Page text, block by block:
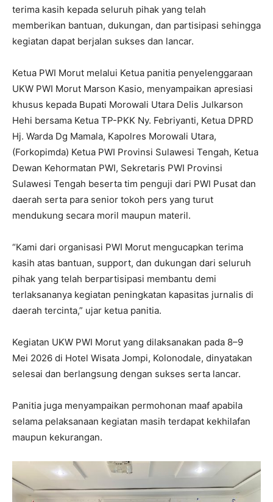
terima kasih kepada seluruh pihak yang telah
memberikan bantuan, dukungan, dan partisipasi sehingga
kegiatan dapat berjalan sukses dan lancar.
Ketua PWI Morut melalui Ketua panitia penyelenggaraan
UKW PWI Morut Marson Kasio, menyampaikan apresiasi
khusus kepada Bupati Morowali Utara Delis Julkarson
Hehi bersama Ketua TP-PKK Ny. Febriyanti, Ketua DPRD
Hj. Warda Dg Mamala, Kapolres Morowali Utara,
(Forkopimda) Ketua PWI Provinsi Sulawesi Tengah, Ketua
Dewan Kehormatan PWI, Sekretaris PWI Provinsi
Sulawesi Tengah beserta tim penguji dari PWI Pusat dan
daerah serta para senior tokoh pers yang turut
mendukung secara moril maupun materil.
“Kami dari organisasi PWI Morut mengucapkan terima
kasih atas bantuan, support, dan dukungan dari seluruh
pihak yang telah berpartisipasi membantu demi
terlaksananya kegiatan peningkatan kapasitas jurnalis di
daerah tercinta,” ujar ketua panitia.
Kegiatan UKW PWI Morut yang dilaksanakan pada 8–9
Mei 2026 di Hotel Wisata Jompi, Kolonodale, dinyatakan
selesai dan berlangsung dengan sukses serta lancar.
Panitia juga menyampaikan permohonan maaf apabila
selama pelaksanaan kegiatan masih terdapat kekhilafan
maupun kekurangan.